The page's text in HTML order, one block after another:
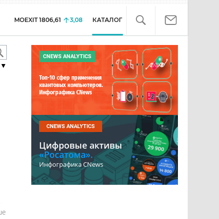
MOEXIT 1806,61 3,08 КАТАЛОГ
CNEWS ANALYTICS
Топ-10 сфер применения
квантовых компьютеров.
Инфографика CNews
CNEWS ANALYTICS
Цифровые активы
«Росатома».
Инфографика CNews